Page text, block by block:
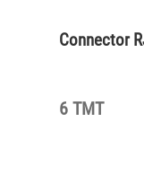
Connector
6 TMT